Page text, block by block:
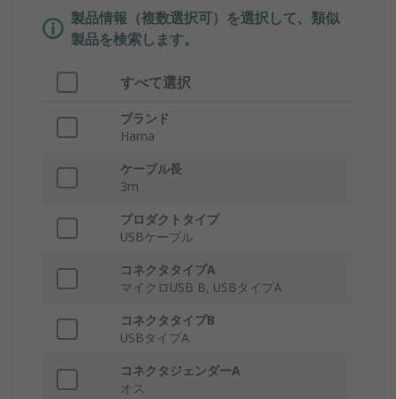
製品情報（複数選択可）を選択して、類似
製品を検索します。
すべて選択
ブランド
Hama
ケーブル長
3m
プロダクトタイプ
USBケーブル
コネクタタイプA
マイクロUSB B, USBタイプA
コネクタタイプB
USBタイプA
コネクタジェンダーA
オス